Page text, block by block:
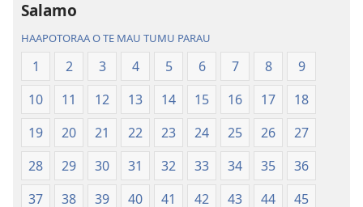
o
ao
apî
Te
Bibilia,
Huriraa
ao
apî
Salamo
HAAPOTORAA O TE MAU TUMU PARAU
1 2 3 4 5 6 7 8
9
10
11 12 13 14 15 16 17
18
19
20 21 22 23 24 25 26
27
28
29 30 31 32 33 34 35
36
37
38 39 40 41 42 43 44
45